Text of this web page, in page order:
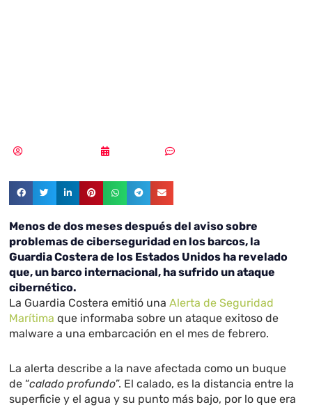
Menos de dos meses después del aviso sobre
problemas de ciberseguridad en los barcos, la
Guardia Costera de los Estados Unidos ha revelado
que, un barco internacional, ha sufrido un ataque
cibernético.
La Guardia Costera emitió unaAlerta de Seguridad
Marítima que informaba sobre un ataque exitoso de
malware a una embarcación en el mes de febrero.
La alerta describe a la nave afectada como un buque
de “calado profundo”. El calado, es la distancia entre la
superficie y el agua y su punto más bajo, por lo que era